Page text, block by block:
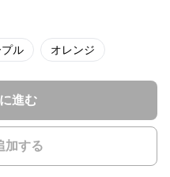
ル オレンジ
進む
加する